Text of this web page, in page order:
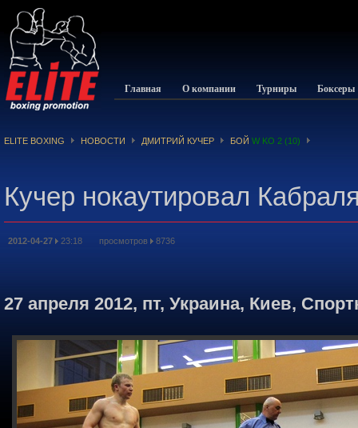
Главная О компании Турниры Боксеры
ELITE BOXING НОВОСТИ ДМИТРИЙ КУЧЕР БОЙ W KO 2 (10)
Кучер нокаутировал
2012-04-27 23:18 просмотров 8736
27 апреля 2012, пт, Украина, Киев,